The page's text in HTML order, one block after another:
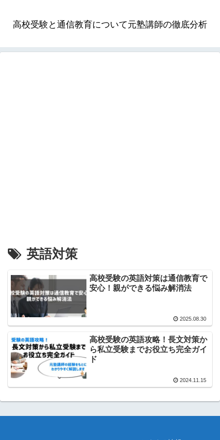
高校受験と通信教育について元塾講師の徹底分析
英語対策
高校受験の英語対策は通信教育で
安心！親ができる悩み解消法
2025.08.30
高校受験の英語攻略！長文対策か
ら私立受験までお役立ち完全ガイ
ド
2024.11.15